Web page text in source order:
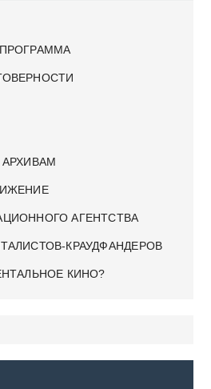
АГЕНТСТВА
КРАУДФАНДЕРОВ
КИНО?